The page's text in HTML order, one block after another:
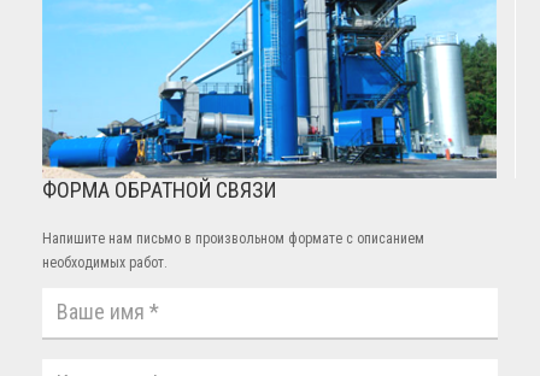
ФОРМА ОБРАТНОЙ СВЯЗИ
Напишите нам письмо в произвольном формате с описанием
необходимых работ.